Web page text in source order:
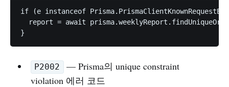
if (e instanceof
report = await
P2002
— Prisma의 unique constraint
violation 에러 코드